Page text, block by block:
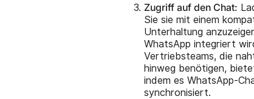
Zugriff auf den Chat:
Sie sie mit einem
Unterhaltung
WhatsApp integriert
Vertriebsteams, die
hinweg benötigen,
indem es WhatsApp-
synchronisiert.